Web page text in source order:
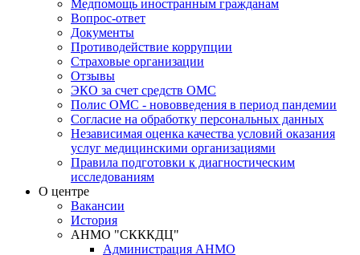
Медпомощь иностранным гражданам
Вопрос-ответ
Документы
Противодействие коррупции
Страховые организации
Отзывы
ЭКО за счет средств ОМС
Полис ОМС - нововведения в период пандемии
Согласие на обработку персональных данных
Независимая оценка качества условий оказания
услуг медицинскими организациями
Правила подготовки к диагностическим
исследованиям
О центре
Вакансии
История
АНМО "СКККДЦ"
Администрация АНМО